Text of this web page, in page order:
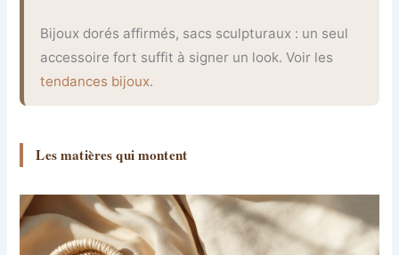
Bijoux dorés affirmés, sacs sculpturaux : un seul
accessoire fort suffit à signer un look. Voir les
tendances bijoux.
Les matières qui montent